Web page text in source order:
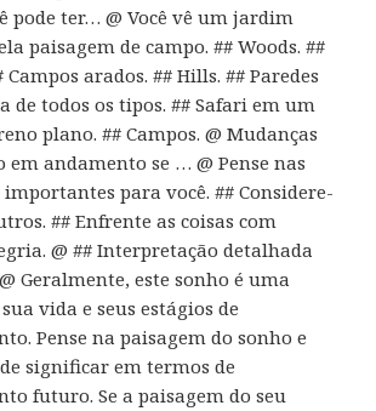
pode ter… @ Você vê um jardim
paisagem de campo. ## Woods. ##
arados. ## Hills. ## Paredes
de todos os tipos. ## Safari em um
plano. ## Campos. @ Mudanças
em andamento se … @ Pense nas
importantes para você. ## Considere-
## Enfrente as coisas com
@ ## Interpretação detalhada
Geralmente, este sonho é uma
vida e seus estágios de
Pense na paisagem do sonho e
significar em termos de
futuro. Se a paisagem do seu